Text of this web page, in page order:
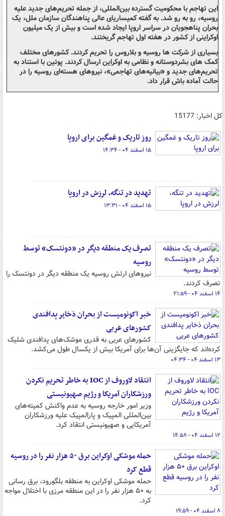
این تهاجم با محکومیت گسترده بین‌المللی، از جمله تحریم‌های جدید علیه
روسیه، رو به رو شد. به گفته کمیساریای عالی پناهندگان سازمان ملل، یک
بحران پناهجویان در سراسر اروپا ایجاد شده است و بیش از یک میلیون
اوکراینی از کشور در هفته اول تهاجم گریختند.
بسیاری از شرکت ها روسیه و بلاروس را تحریم کردند. کشورهای مختلف
کمک های بشردوستانه و نظامی به اوکراین ارسال کردند. پوتین با استناد به
تحریم‌های جدید و «بیانیه‌های تهاجمی»، نیروهای هسته‌ای روسیه را در
حالت آماده باش قرار داد.
کل اخبار: 15177
روز تاریک و غمگین برای اروپا
۱۵ اسفند ۰۴ - ۱۴:۳۴
تهدید در تنگه، لرزش در اروپا
۱۵ اسفند ۰۴ - ۱۳:۳۱
تصرف یک منطقه دیگر در «دونتسک» توسط
روسیه
نیروهای ارتش روسیه یک منطقه دیگر در دونتسک را
تصرف کردند.
۱۴ اسفند ۰۴ - ۲۱:۵۹
خبر اکونومیست از بحران ذخایر پدافندی
کشورهای عربی
کشورهای عربی به قدری موشک‌های پدافندی شلیک
کرده‌اند که جایگزینی آن‌ها برای آمریکا بیش از یکسال طول می‌کشد.
۱۳ اسفند ۰۴ - ۰۴:۳۴
انتقاد لاوروف از IOC به خاطر تحریم نکردن
ورزشکاران آمریکا و رژیم صهیونیستی
وزیر امور خارجه روسیه به عدم واکنش کمیته‌های
بین‌المللی المپیک و پارالمپیک علیه ورزشکاران
آمریکایی و صهیونیستی انتقاد کرد.
۱۲ اسفند ۰۴ - ۱۴:۵۸
حمله موشکی اوکراین برق ۵۰ هزار نفر را در روسیه
قطع کرد
حمله موشکی اوکراین به منطقه بلگورود، برق رسانی
به ۵۰ هزار نفر را در این منطقه مرزی با اختلال مواجه
کرد.
۸ اسفند ۰۴ - ۱۹:۵۹